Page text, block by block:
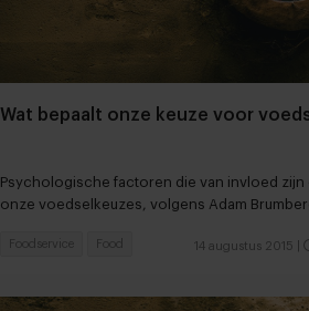
Wat bepaalt onze keuze voor
Psychologische factoren die van invloed zijn
onze voedselkeuzes, volgens Adam
14 augustus 2015
Foodservice Food